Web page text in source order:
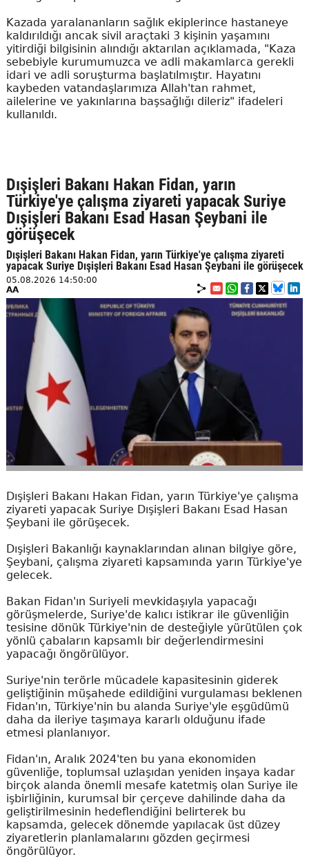
Kazada yaralananların sağlık ekiplerince hastaneye
kaldırıldığı ancak sivil araçtaki 3 kişinin yaşamını
yitirdiği bilgisinin alındığı aktarılan açıklamada, "Kaza
sebebiyle kurumumuzca ve adli makamlarca gerekli
idari ve adli soruşturma başlatılmıştır. Hayatını
kaybeden vatandaşlarımıza Allah'tan rahmet,
ailelerine ve yakınlarına başsağlığı dileriz" ifadeleri
kullanıldı.
Dışişleri Bakanı Hakan Fidan, yarın
Türkiye'ye çalışma ziyareti yapacak Suriye
Dışişleri Bakanı Esad Hasan Şeybani ile
görüşecek
Dışişleri Bakanı Hakan Fidan, yarın Türkiye'ye çalışma ziyareti
yapacak Suriye Dışişleri Bakanı Esad Hasan Şeybani ile görüşecek
05.08.2026 14:50:00
AA
Dışişleri Bakanı Hakan Fidan, yarın Türkiye'ye çalışma
ziyareti yapacak Suriye Dışişleri Bakanı Esad Hasan
Şeybani ile görüşecek.
Dışişleri Bakanlığı kaynaklarından alınan bilgiye göre,
Şeybani, çalışma ziyareti kapsamında yarın Türkiye'ye
gelecek.
Bakan Fidan'ın Suriyeli mevkidaşıyla yapacağı
görüşmelerde, Suriye'de kalıcı istikrar ile güvenliğin
tesisine dönük Türkiye'nin de desteğiyle yürütülen çok
yönlü çabaların kapsamlı bir değerlendirmesini
yapacağı öngörülüyor.
Suriye'nin terörle mücadele kapasitesinin giderek
geliştiğinin müşahede edildiğini vurgulaması beklenen
Fidan'ın, Türkiye'nin bu alanda Suriye'yle eşgüdümü
daha da ileriye taşımaya kararlı olduğunu ifade
etmesi planlanıyor.
Fidan'ın, Aralık 2024'ten bu yana ekonomiden
güvenliğe, toplumsal uzlaşıdan yeniden inşaya kadar
birçok alanda önemli mesafe katetmiş olan Suriye ile
işbirliğinin, kurumsal bir çerçeve dahilinde daha da
geliştirilmesinin hedeflendiğini belirterek bu
kapsamda, gelecek dönemde yapılacak üst düzey
ziyaretlerin planlamalarını gözden geçirmesi
öngörülüyor.